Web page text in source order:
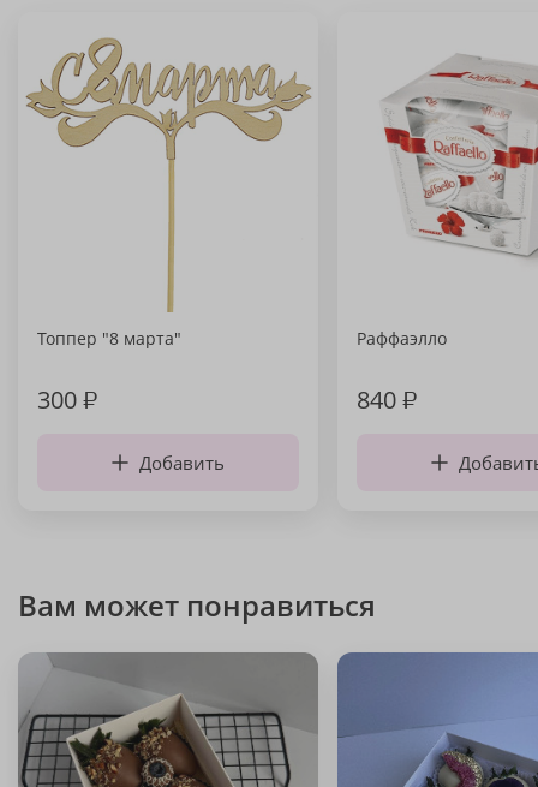
Топпер "8 марта"
300₽
Добавить
Раффаэлло
840₽
Вам может понравиться